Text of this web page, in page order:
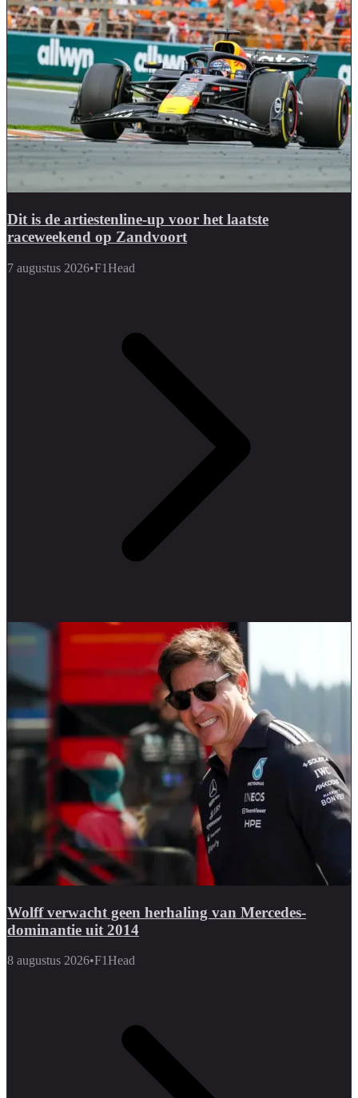
Dit is de artiestenline-up voor het laatste
raceweekend op Zandvoort
7 augustus 2026•F1Head
Wolff verwacht geen herhaling van Mercedes-
dominantie uit 2014
8 augustus 2026•F1Head